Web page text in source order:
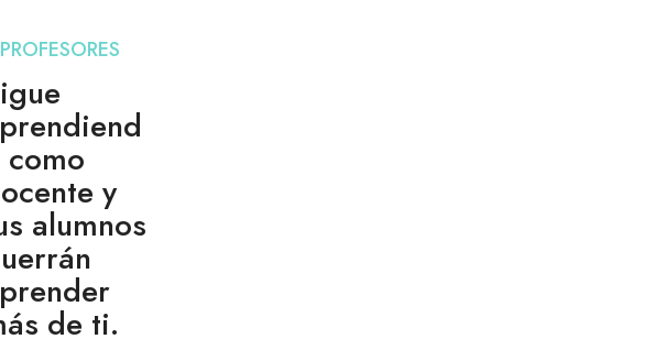
PROFESORES
como
y
alumnos
de ti.